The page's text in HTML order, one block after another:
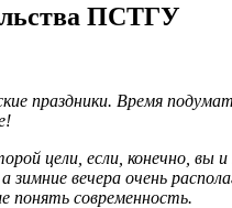
ПСТГУ
праздники. Время
цели, если, конечно,
зимние вечера очень
понять современность.